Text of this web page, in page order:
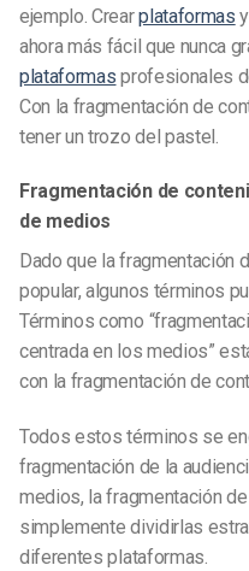
ejemplo. Crearplataformas
ahora más fácil que nunca
plataformas profesionales
Con la fragmentación de
tener un trozo del pastel.
Fragmentación de
de medios
Dado que la fragmentación
popular, algunos términos
Términos como
centrada en los medios”
con la fragmentación de
Todos estos términos se
fragmentación de la
medios, la fragmentación
simplemente dividirlas
diferentes plataformas.